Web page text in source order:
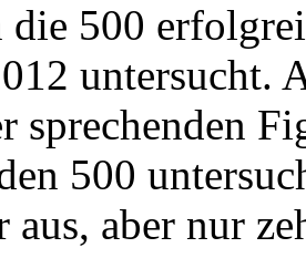
die 500
untersucht.
sprechenden
500
aus, aber nur